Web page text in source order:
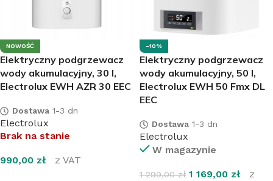
NOWOŚĆ
Elektryczny podgrzewacz
wody akumulacyjny, 30 l,
Electrolux EWH AZR 30 EEC
Dostawa 1-3 dn
Electrolux
Brak na stanie
990,00 zł z VAT
-10%
Elektryczny podgrzewacz
wody akumulacyjny, 50 l,
Electrolux EWH 50 Fmx DL
EEC
Dostawa 1-3 dn
Electrolux
W magazynie
1 299,00zł 1 169,00 zł
z